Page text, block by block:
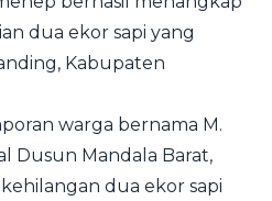
dua ekor sapi yang
Kabupaten
warga bernama M.
Dusun Mandala Barat,
dua ekor sapi